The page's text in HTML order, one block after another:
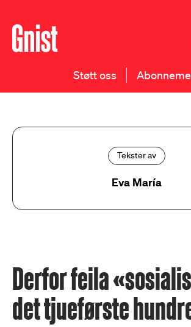
Støtt oss
Tekster av
Eva María
Derfor feila
det tjueførste